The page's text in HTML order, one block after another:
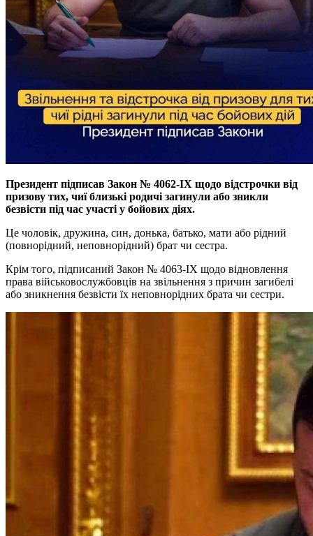
Президент підписав Закон № 4062-IX щодо відстрочки від
призову тих, чиї близькі родичі загинули або зникли
безвісти під час участі у бойових діях.
Це чоловік, дружина, син, донька, батько, мати або рідний
(повнорідний, неповнорідний) брат чи сестра.
Крім того, підписаний Закон № 4063-IX щодо відновлення
права військовослужбовців на звільнення з причин загибелі
або зникнення безвісти їх неповнорідних брата чи сестри.